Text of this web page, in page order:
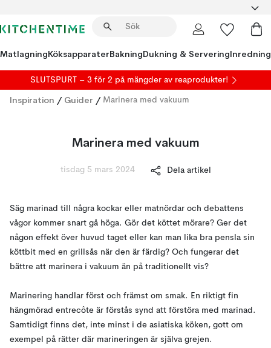
MatlagningKöksapparaterBakningDukning & ServeringInredning
SLUTSPURT – 3 för 2 på mängder av reaprodukter!
Inspiration / Guider / Marinera med vakuum
Marinera med vakuum
tisdag 5 mars 2024 Dela artikel
Säg marinad till några kockar eller matnördar och debattens
vågor kommer snart gå höga. Gör det köttet mörare? Ger det
någon effekt över huvud taget eller kan man lika bra pensla sin
köttbit med en grillsås när den är färdig? Och fungerar det
bättre att marinera i vakuum än på traditionellt vis?
Marinering handlar först och främst om smak. En riktigt fin
hängmörad entrecôte är förstås synd att förstöra med marinad.
Samtidigt finns det, inte minst i de asiatiska köken, gott om
exempel på rätter där marineringen är själva grejen.